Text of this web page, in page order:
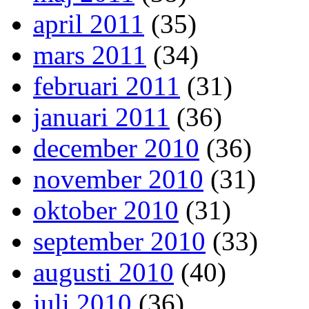
april 2011 (35)
mars 2011 (34)
februari 2011 (31)
januari 2011 (36)
december 2010 (36)
november 2010 (31)
oktober 2010 (31)
september 2010 (33)
augusti 2010 (40)